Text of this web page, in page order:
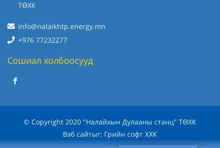
ТӨХК
info@nalaikhtp.energy.mn
+976 77232277
Сошиал холбоосууд
© Copyright 2020 "Налайхын Дулааны станц" ТӨХК
Вэб сайтыг: Грийн софт ХХК